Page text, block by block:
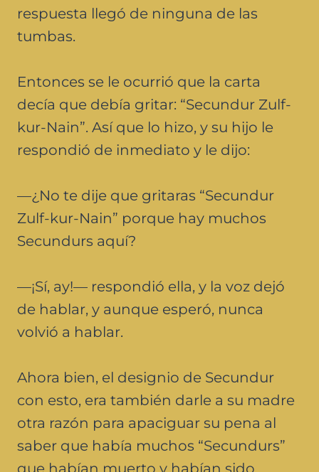
respuesta llegó de ninguna de las
tumbas.
Entonces se le ocurrió que la carta
decía que debía gritar: “Secundur Zulf-
kur-Nain”. Así que lo hizo, y su hijo le
respondió de inmediato y le dijo:
—¿No te dije que gritaras “Secundur
Zulf-kur-Nain” porque hay muchos
Secundurs aquí?
—¡Sí, ay!— respondió ella, y la voz dejó
de hablar, y aunque esperó, nunca
volvió a hablar.
Ahora bien, el designio de Secundur
con esto, era también darle a su madre
otra razón para apaciguar su pena al
saber que había muchos “Secundurs”
que habían muerto y habían sido